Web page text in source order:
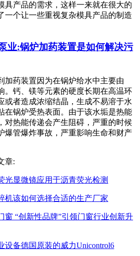
具产品的需求，这样一来就在很大的
一个让一些重视复杂模具产品的制造
业:锅炉加药装置是如何解决污
加药装置因为在锅炉给水中主要由
。钙、镁等元素的硬度长期在高温环
或者造成浓缩结晶，生成不易溶于水
在锅炉受热表面。由于该水垢是热能
对热能传递会产生阻碍，严重的时候
爆管爆炸事故，严重影响生命和财产
章:
光显微镜应用于沥青荧光检测
机该如何选择合适的生产厂家
窗 “创新性品牌”引领门窗行业创新升
设备德国原装的威力Unicontrol6